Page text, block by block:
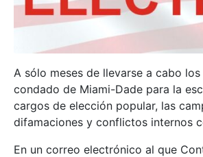
A sólo meses de llevarse a cabo
condado de Miami-Dade para la
cargos de elección popular, las
difamaciones y conflictos internos
En un correo electrónico al que